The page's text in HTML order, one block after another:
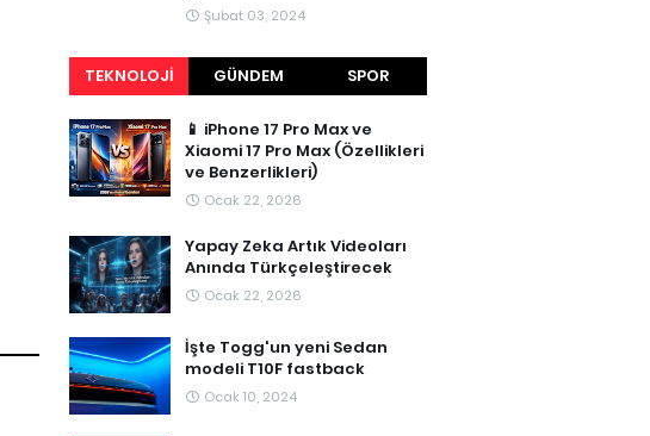
Şubat 03, 2024
TEKNOLOJI GÜNDEM SPOR
📱 iPhone 17 Pro Max ve
Xiaomi 17 Pro Max (Özellikleri
ve Benzerlikleri)
Ocak 22, 2026
Yapay Zeka Artık Videoları
Anında Türkçeleştirecek
Ocak 22, 2026
İşte Togg'un yeni Sedan
modeli T10F fastback
Ocak 10, 2024